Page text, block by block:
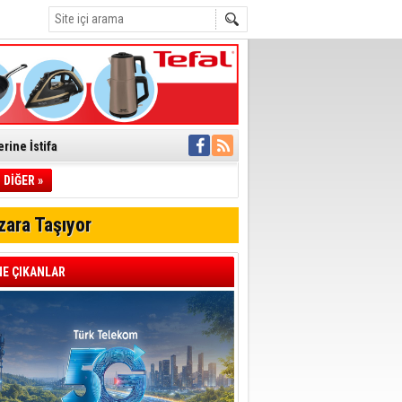
İletti
müdahale
Geçti
DİĞER »
Taşıyor
ÇIKANLAR